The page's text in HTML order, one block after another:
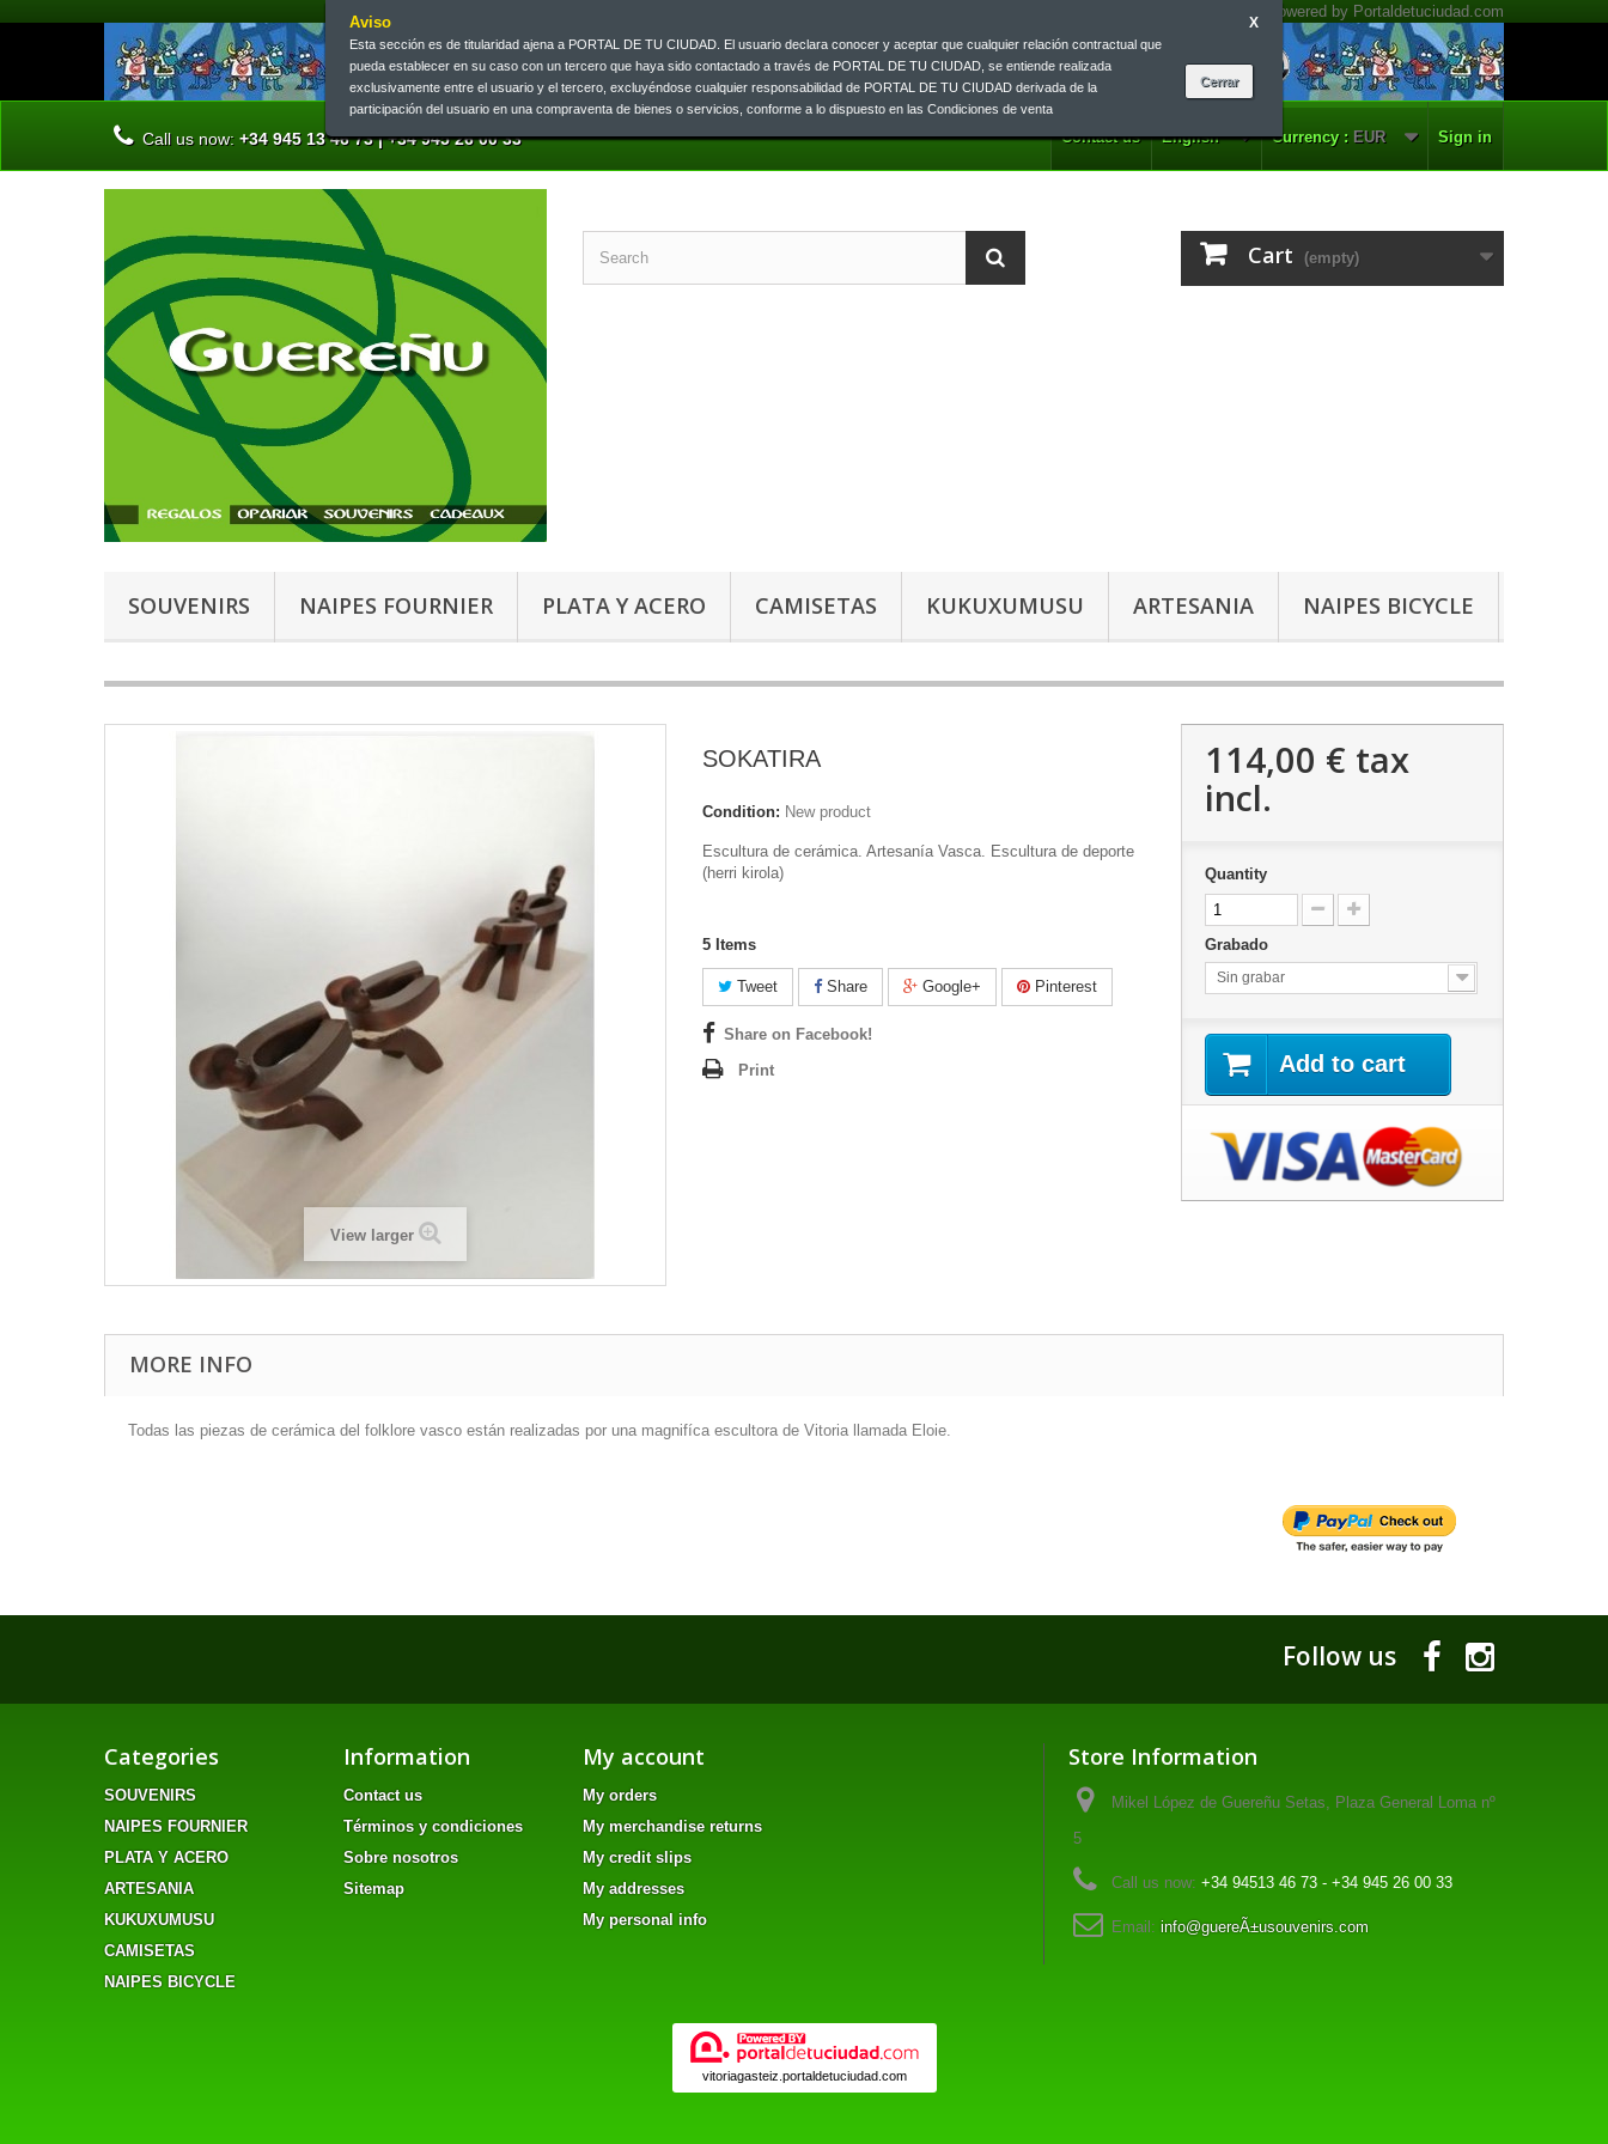
Aviso
Esta sección es de titularidad ajena a PORTAL DE TU CIUDAD. El usuario declara conocer y aceptar que cualquier relación contractual que
pueda establecer en su caso con un tercero que haya sido contactado a través de PORTAL DE TU CIUDAD, se entiende realizada
exclusivamente entre el usuario y el tercero, excluyéndose cualquier responsabilidad de PORTAL DE TU CIUDAD derivada de la
participación del usuario en una compraventa de bienes o servicios, conforme a lo dispuesto en las Condiciones de venta
X
Sign in
Currency : EUR
English
Contact us
Call us now: +34 945 13 46 73 | +34 945 26 00 33
Cart (empty)
SOUVENIRS NAIPES FOURNIER PLATA Y ACERO CAMISETAS KUKUXUMUSU ARTESANIA NAIPES BICYCLE
View larger
SOKATIRA
Condition: New product
Escultura de cerámica. Artesanía Vasca. Escultura de deporte
(herri kirola)
5 Items
Tweet Share Google+ Pinterest
Share on Facebook!
Print
114,00 € tax
incl.
Quantity
Grabado
Sin grabar
Add to cart
MORE INFO
Todas las piezas de cerámica del folklore vasco están realizadas por una magnifíca escultora de Vitoria llamada Eloie.
Follow us
Categories
SOUVENIRS
NAIPES FOURNIER
PLATA Y ACERO
ARTESANIA
KUKUXUMUSU
CAMISETAS
NAIPES BICYCLE
Information
Contact us
Términos y condiciones
Sobre nosotros
Sitemap
My account
My orders
My merchandise returns
My credit slips
My addresses
My personal info
Store Information
Mikel López de Guereñu Setas, Plaza General Loma nº
5
Call us now: +34 94513 46 73 - +34 945 26 00 33
Email: info@guereÃ±usouvenirs.com
vitoriagasteiz.portaldetuciudad.com